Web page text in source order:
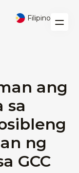
Filipino
ang
sa
ng
GCC